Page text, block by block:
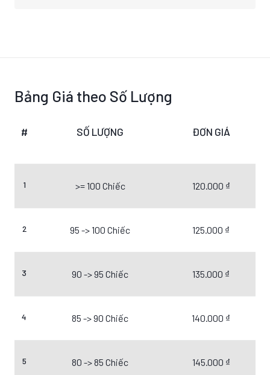
Bảng Giá theo Số Lượng
# SỐ LƯỢNG ĐƠN GIÁ
1 >= 100 Chiếc 120.000 ₫
2 95 -> 100 Chiếc 125.000 ₫
3 90 -> 95 Chiếc 135.000 ₫
4 85 -> 90 Chiếc 140.000 ₫
5 80 -> 85 Chiếc 145.000 ₫